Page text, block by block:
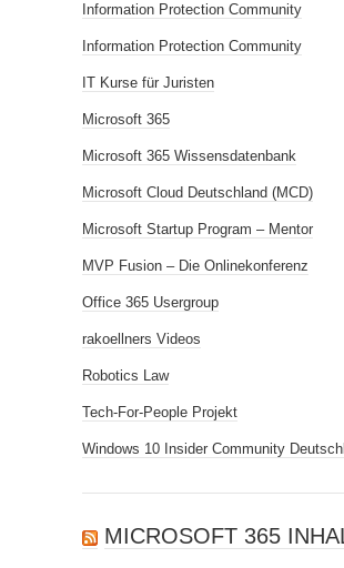
Information Protection Community
Information Protection Community
IT Kurse für Juristen
Microsoft 365
Microsoft 365 Wissensdatenbank
Microsoft Cloud Deutschland (MCD)
Microsoft Startup Program – Mentor
MVP Fusion – Die Onlinekonferenz
Office 365 Usergroup
rakoellners Videos
Robotics Law
Tech-For-People Projekt
Windows 10 Insider Community
MICROSOFT 365